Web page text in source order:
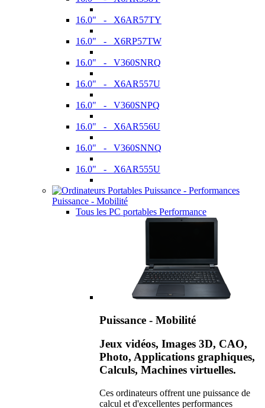
16.0" - X6AR57TY
16.0" - X6RP57TW
16.0" - V360SNRQ
16.0" - X6AR557U
16.0" - V360SNPQ
16.0" - X6AR556U
16.0" - V360SNNQ
16.0" - X6AR555U
Puissance - Mobilité
Tous les PC portables Performance
Puissance - Mobilité
Jeux vidéos, Images 3D, CAO,
Photo, Applications graphiques,
Calculs, Machines virtuelles.
Ces ordinateurs offrent une puissance de
calcul et d'excellentes performances